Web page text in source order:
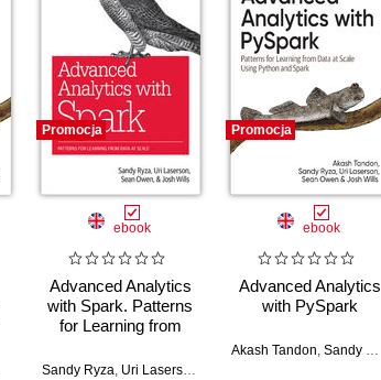
Uri Laserson,Sean Owen,Josh Wills
Promocja
ebook
Advanced Analytics
with Spark. Patterns
for Learning from
Edition
Sandy Ryza, Uri Laserson
Promocja
ebook
Advanced Analytics
with PySpark
Akash Tandon, Sandy Ryza